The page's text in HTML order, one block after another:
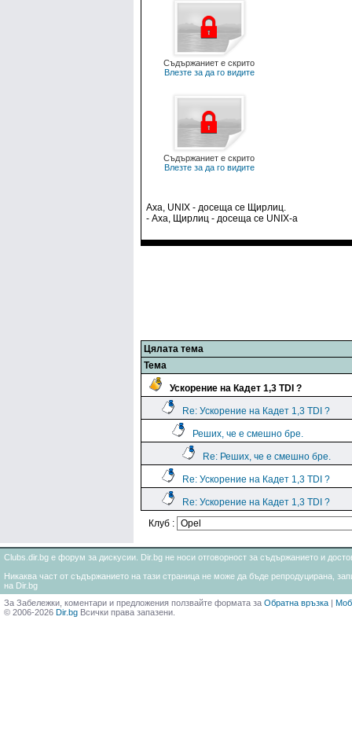
Съдържаниет е скрито
Влезте за да го видите
Съдържаниет е скрито
Влезте за да го видите
Аха, UNIX - досеща се Щирлиц.
- Аха, Щирлиц - досеща се UNIX-а
Цялата тема
Тема
Ускорение на Кадет 1,3 TDI ?
Re: Ускорение на Кадет 1,3 TDI ?
Реших, че е смешно бре.
Re: Реших, че е смешно бре.
Re: Ускорение на Кадет 1,3 TDI ?
Re: Ускорение на Кадет 1,3 TDI ?
Клуб :
Clubs.dir.bg е форум за дискусии. Dir.bg не носи отговорност за съдържанието и
Никаква част от съдържанието на тази страница не може да бъде репродуцирана,
на Dir.bg
За Забележки, коментари и предложения ползвайте формата за Обратна връзка |
© 2006-2026 Dir.bg Всички права запазени.